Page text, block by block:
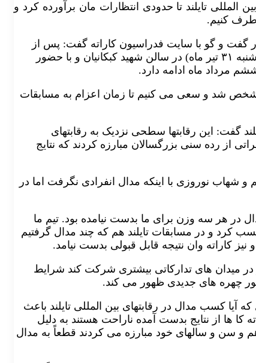
مسابقات بین المللی تایلند تا حدودی انتظارات مان برآورده کرد و
کنیم.
گفت و گو با سایت فدراسیون کاراته گفت: پس از
بازگشت از تایلند، تمرینات ما از عصر روز گذشته(سه شنبه ۳۱ تیر ماه) در سالن شهید کبکانیان و با حضور
مرداد ماه ادامه دارد.
شد و سعی می کنیم تا زمان اعزام به مسابقات
گفت: این رقابتها سطحی نزدیک به رقابتهای
از رده سنی بزرگسالان مبارزه کردند که نتایج
شهاب نوروزی با اینکه مدال انفرادی نگرفت اما در
در هر سه وزن برای ما بدست نیامده بود. تیم ما
کرد و در مسابقات تایلند هم که چند مدال گرفتیم
کاراته وان نتیجه قابل قبولی بدست نیامد.
میدان های تدارکاتی بیشتری شرکت کند شرایط
چهره های جدیدی ظهور می کند.
سوال که آیا کسب مدال در رقابتهای بین المللی تایلند باعث
ها از نتایج بدست آمده ناراحت هستند به دلیل
و سن و سالهای خود مبارزه می کردند قطعاً به مدال